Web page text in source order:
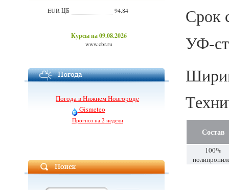
EUR ЦБ 94.84
Курсы на 09.08.2026
www.cbr.ru
Погода в Нижнем Новгороде
Gismeteo
Прогноз на 2 недели
Срок
УФ-
Состав
100%